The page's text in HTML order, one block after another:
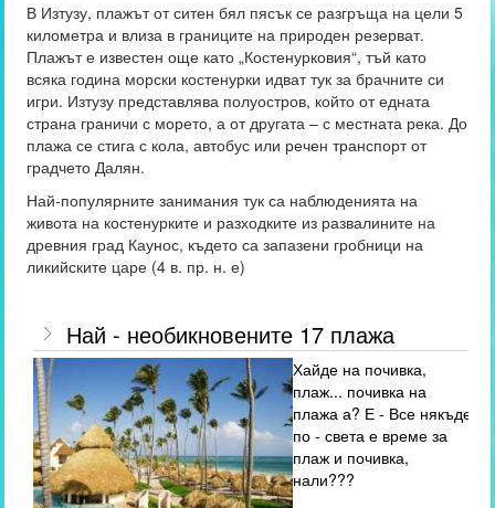
В Изтузу, плажът от ситен бял пясък се разгръща на цели 5
километра и влиза в границите на природен резерват.
Плажът е известен още като „Костенурковия“, тъй като
всяка година морски костенурки идват тук за брачните си
игри. Изтузу представлява полуостров, който от едната
страна граничи с морето, а от другата – с местната река. До
плажа се стига с кола, автобус или речен транспорт от
градчето Далян.
Най-популярните занимания тук са наблюденията на
живота на костенурките и разходките из развалините на
древния град Каунос, където са запазени гробници на
ликийските царе (4 в. пр. н. е)
Най - необикновените 17 плажа
Хайде на почивка,
плаж... почивка на
плажа а? Е - Все някъде
по - света е време за
плаж и почивка,
нали???